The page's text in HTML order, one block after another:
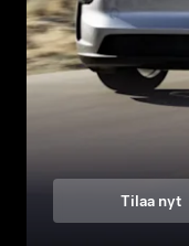
Tilaa nyt